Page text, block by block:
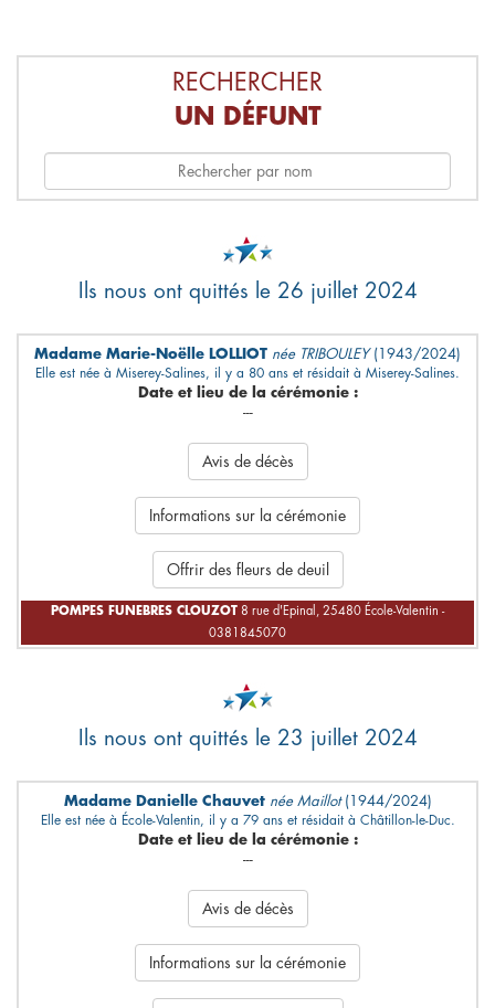
RECHERCHER
UN DÉFUNT
Ils nous ont quittés le 26 juillet 2024
Madame Marie-Noëlle LOLLIOT née TRIBOULEY (1943/2024)
Elle est née à Miserey-Salines, il y a 80 ans et résidait à Miserey-Salines.
Date et lieu de la cérémonie :
---
Avis de décès
Informations sur la cérémonie
Offrir des fleurs de deuil
POMPES FUNEBRES CLOUZOT 8 rue d'Epinal, 25480 École-Valentin -
0381845070
Ils nous ont quittés le 23 juillet 2024
Madame Danielle Chauvet née Maillot (1944/2024)
Elle est née à École-Valentin, il y a 79 ans et résidait à Châtillon-le-Duc.
Date et lieu de la cérémonie :
---
Avis de décès
Informations sur la cérémonie